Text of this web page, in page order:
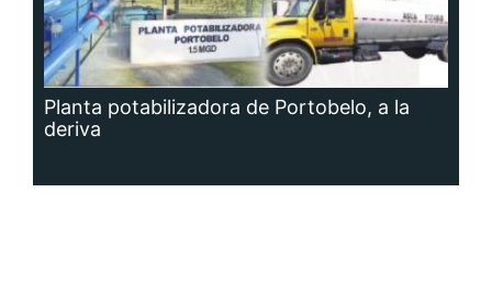
Planta potabilizadora de Portobelo, a la
deriva